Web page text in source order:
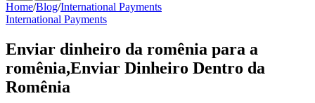
Home/Blog/International Payments
International Payments
Enviar dinheiro da romênia para a
romênia,Enviar Dinheiro Dentro da
Romênia